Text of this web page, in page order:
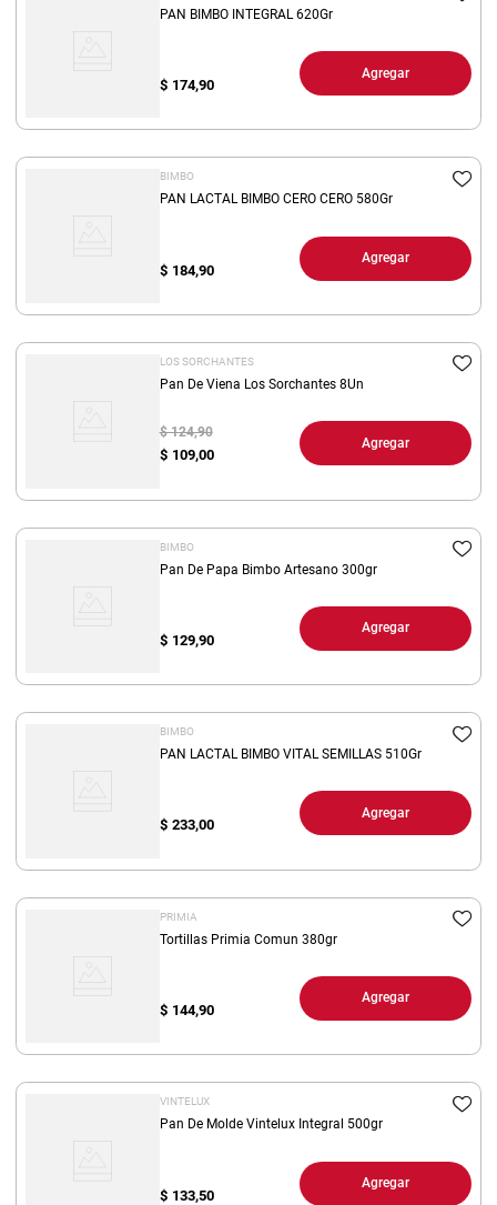
PAN BIMBO INTEGRAL 620Gr
$ 174,90
Agregar
BIMBO
PAN LACTAL BIMBO CERO CERO 580Gr
$ 184,90
Agregar
LOS SORCHANTES
Pan De Viena Los Sorchantes 8Un
$ 109,00
$ 124,90
Agregar
BIMBO
Pan De Papa Bimbo Artesano 300gr
$ 129,90
Agregar
BIMBO
PAN LACTAL BIMBO VITAL SEMILLAS 510Gr
$ 233,00
Agregar
PRIMIA
Tortillas Primia Comun 380gr
$ 144,90
Agregar
VINTELUX
Pan De Molde Vintelux Integral 500gr
$ 133,50
Agregar